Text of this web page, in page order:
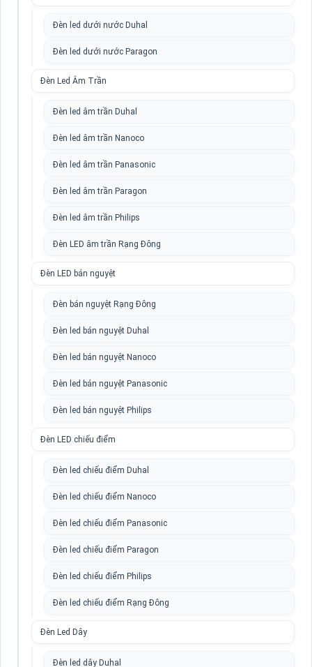
Đèn led dưới nước Duhal
Đèn led dưới nước Paragon
Đèn Led Âm Trần
Đèn led âm trần Duhal
Đèn led âm trần Nanoco
Đèn led âm trần Panasonic
Đèn led âm trần Paragon
Đèn led âm trần Philips
Đèn LED âm trần Rạng Đông
Đèn LED bán nguyệt
Đèn bán nguyệt Rạng Đông
Đèn led bán nguyệt Duhal
Đèn led bán nguyệt Nanoco
Đèn led bán nguyệt Panasonic
Đèn led bán nguyệt Philips
Đèn LED chiếu điểm
Đèn led chiếu điểm Duhal
Đèn led chiếu điểm Nanoco
Đèn led chiếu điểm Panasonic
Đèn led chiếu điểm Paragon
Đèn led chiếu điểm Philips
Đèn led chiếu điểm Rạng Đông
Đèn Led Dây
Đèn led dây Duhal